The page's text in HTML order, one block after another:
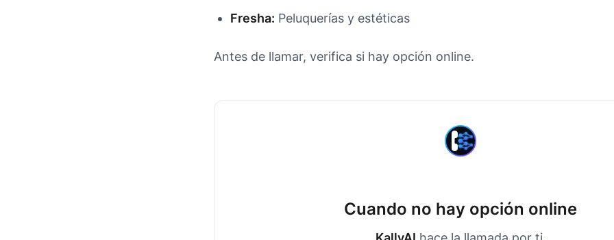
Fresha: Peluquerías y estéticas
Antes de llamar, verifica si hay opción online.
Cuando no hay opción online